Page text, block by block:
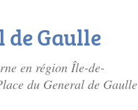
de Gaulle
en région Île-de-
du General de Gaulle